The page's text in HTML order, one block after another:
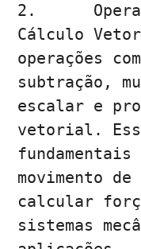
2.	Operações com Vetores: O
Cálculo
operações
subtração,
escalar e
vetorial.
movimento
calcular
sistemas